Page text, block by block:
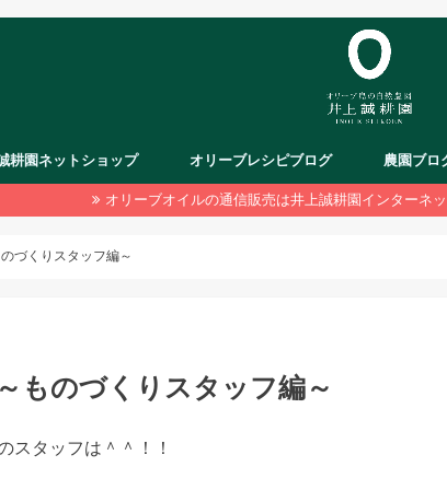
耕園ネットショップ オリーブレシピブログ 農園ブロ
オリーブオイルの通信販売は井上誠耕園インターネ
づくりスタッフ編～
ものづくりスタッフ編～
スタッフは＾＾！！